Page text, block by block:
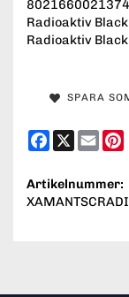
Radioaktiv
Radioaktiv Black
SPARA
Facebook
X Email
Artikelnummer: